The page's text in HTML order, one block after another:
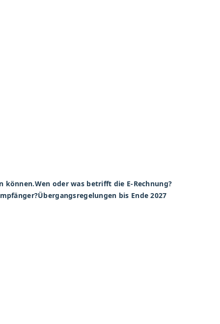
können.Wen oder was betrifft die E-Rechnung?
Übergangsregelungen bis Ende 2027